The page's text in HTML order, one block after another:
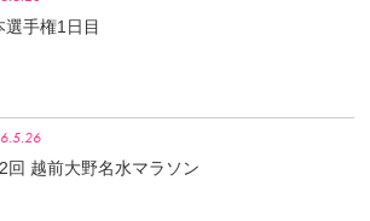
選手権1日目
回 越前大野名水マラソン